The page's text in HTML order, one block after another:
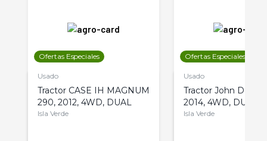
Ofertas Especiales
Usado
Tractor CASE IH MAGNUM
290, 2012, 4WD, DUAL
Isla Verde
Ofertas Especiales
Usado
Tractor John Deere
2014, 4WD, DUAL
Isla Verde